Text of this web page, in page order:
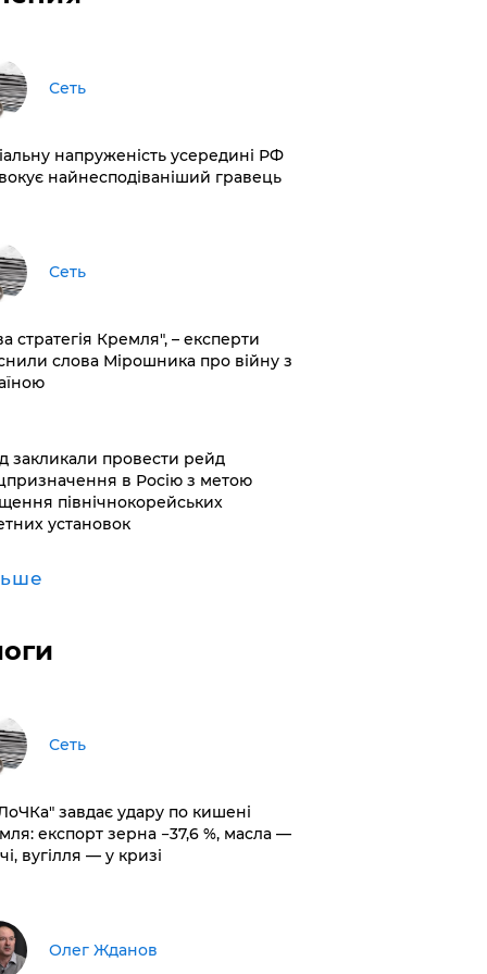
Сеть
напруженість усередині РФ
найнесподіваніший гравець
Сеть
стратегія Кремля", – експерти
слова Мірошника про війну з
закликали провести рейд
в Росію з метою
північнокорейських
установок
Сеть
завдає удару по кишені
експорт зерна −37,6 %, масла —
вугілля — у кризі
Олег Жданов